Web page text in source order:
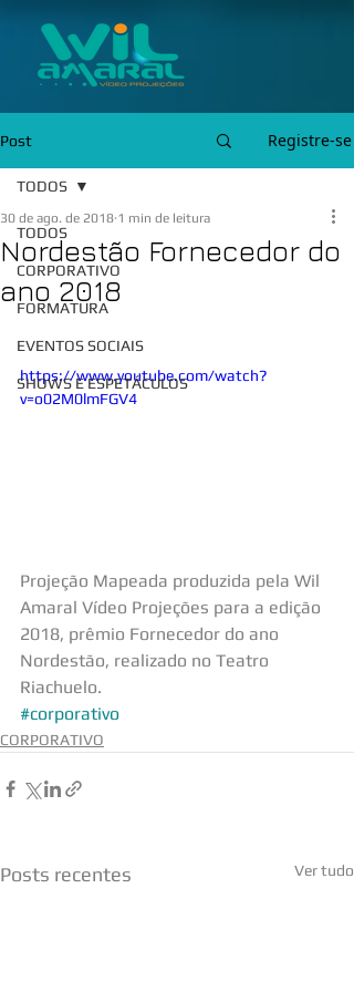
Post Registre-se
TODOS
CORPORATIVO
FORMATURA
EVENTOS SOCIAIS
SHOWS E ESPETÁCULOS
TODOS
Nordestão Fornecedor do
ano 2018
30 de ago. de 2018 1 min de leitura
https://www.youtube.com/watch?
v=o02M0lmFGV4
Projeção Mapeada produzida pela Wil
Amaral Vídeo Projeções para a edição
2018, prêmio Fornecedor do ano
Nordestão, realizado no Teatro
Riachuelo.
#corporativo
CORPORATIVO
Posts recentes Ver tudo